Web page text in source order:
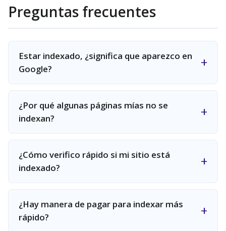
Preguntas frecuentes
Estar indexado, ¿significa que aparezco en
Google?
¿Por qué algunas páginas mías no se
indexan?
¿Cómo verifico rápido si mi sitio está
indexado?
¿Hay manera de pagar para indexar más
rápido?